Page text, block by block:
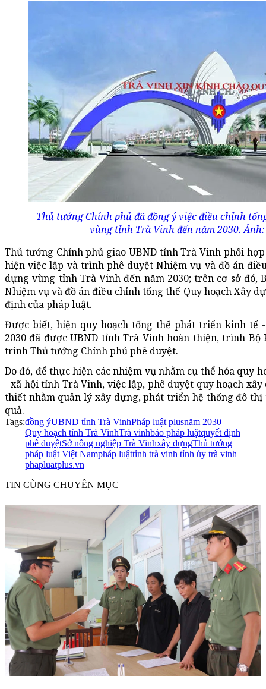
Thủ tướng Chính phủ đã đồng ý việc điều chỉnh
vùng tỉnh Trà Vinh đến năm 2030.
Thủ tướng Chính phủ giao UBND tỉnh Trà Vinh phối
hiện việc lập và trình phê duyệt Nhiệm vụ và đồ án
dựng vùng tỉnh Trà Vinh đến năm 2030; trên cơ sở đó,
Nhiệm vụ và đồ án điều chỉnh tổng thể Quy hoạch Xây
định của pháp luật.
Được biết, hiện quy hoạch tổng thể phát triển kinh tế
2030 đã được UBND tỉnh Trà Vinh hoàn thiện, trình
trình Thủ tướng Chính phủ phê duyệt.
Do đó, để thực hiện các nhiệm vụ nhằm cụ thể hóa quy
- xã hội tỉnh Trà Vinh, việc lập, phê duyệt quy hoạch
thiết nhằm quản lý xây dựng, phát triển hệ thống đô
quả.
Tags:đồng ýUBND tỉnh Trà VinhPháp luật plusnăm 2030
Quy hoạch tỉnh Trà VinhTrà vinhbáo pháp luậtquyết định
phê duyệtSở nông nghiệp Trà Vinhxây dựngThủ tướng
pháp luật Việt Nampháp luậttỉnh trà vinh tỉnh ủy trà vinh
phapluatplus.vn
TIN CÙNG CHUYÊN MỤC